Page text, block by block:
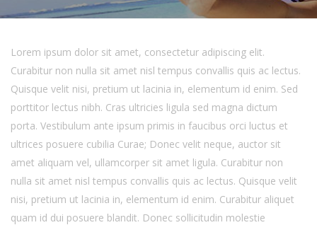
Lorem ipsum dolor sit amet, consectetur adipiscing elit.
Curabitur non nulla sit amet nisl tempus convallis quis ac lectus.
Quisque velit nisi, pretium ut lacinia in, elementum id enim. Sed
porttitor lectus nibh. Cras ultricies ligula sed magna dictum
porta. Vestibulum ante ipsum primis in faucibus orci luctus et
ultrices posuere cubilia Curae; Donec velit neque, auctor sit
amet aliquam vel, ullamcorper sit amet ligula. Curabitur non
nulla sit amet nisl tempus convallis quis ac lectus. Quisque velit
nisi, pretium ut lacinia in, elementum id enim. Curabitur aliquet
quam id dui posuere blandit. Donec sollicitudin molestie